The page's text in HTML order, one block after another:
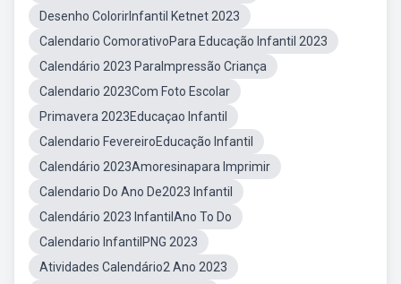
Desenho ColorirInfantil Ketnet 2023
Calendario ComorativoPara Educação Infantil 2023
Calendário 2023 ParaImpressão Criança
Calendario 2023Com Foto Escolar
Primavera 2023Educaçao Infantil
Calendario FevereiroEducação Infantil
Calendário 2023Amoresinapara Imprimir
Calendario Do Ano De2023 Infantil
Calendário 2023 InfantilAno To Do
Calendario InfantilPNG 2023
Atividades Calendário2 Ano 2023